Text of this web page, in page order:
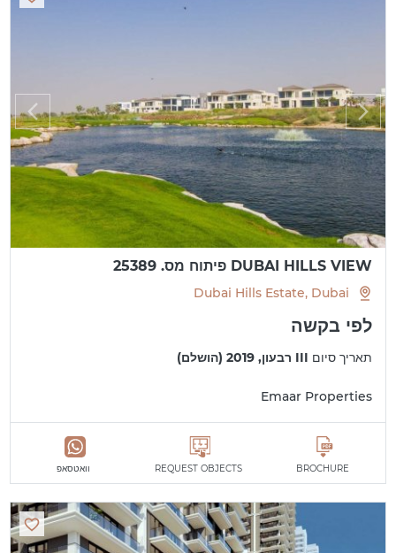
DUBAI HILLS VIEW פיתוח מס. 25389
Dubai Hills Estate, Dubai
לפי בקשה
תאריך סיום III רבעון, 2019 (הושלם)
Emaar Properties
BROCHURE
REQUEST OBJECTS וואטסאפ